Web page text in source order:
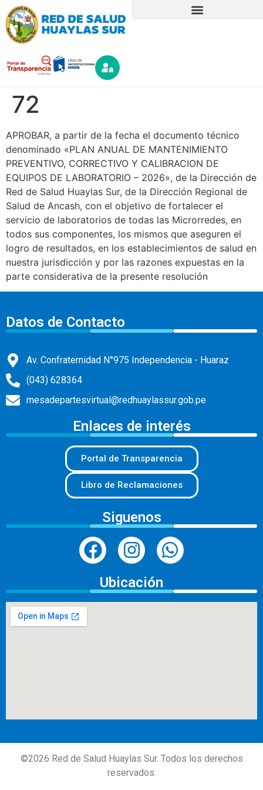
72
APROBAR, a partir de la fecha el documento técnico
denominado «PLAN ANUAL DE MANTENIMIENTO
PREVENTIVO, CORRECTIVO Y CALIBRACION DE
EQUIPOS DE LABORATORIO – 2026», de la Dirección de
Red de Salud Huaylas Sur, de la Dirección Regional de
Salud de Ancash, con el objetivo de fortalecer el
servicio de laboratorios de todas las Microrredes, en
todos sus componentes, los mismos que aseguren el
logro de resultados, en los establecimientos de salud en
nuestra jurisdicción y por las razones expuestas en la
parte considerativa de la presente resolución
Datos de Contacto
Av. Confraternidad N°975 Independencia - Huaraz
(043) 628364
mesadepartesvirtual@redhuaylassur.gob.pe
Enlaces de interés
Portal de Transparencia
Libro de Reclamaciones
Siguenos
Ubicación
©2026 Red de Salud Huaylas Sur. Todos los derechos
reservados.